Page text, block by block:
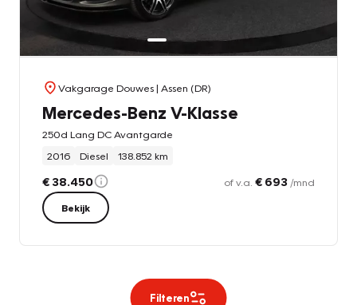
Vakgarage Douwes| Assen (DR)
Mercedes-Benz V-Klasse
250d Lang DC Avantgarde
2016
Diesel 138.852 km
€ 38.450 of v.a. € 693 /mnd
Bekijk
Filteren